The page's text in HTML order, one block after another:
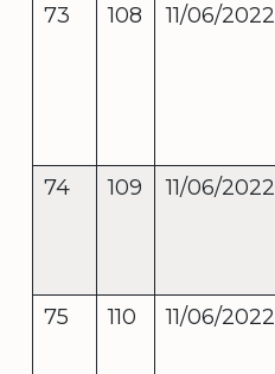
73
108 11/06/2022
74
109 11/06/2022
75 110 11/06/2022